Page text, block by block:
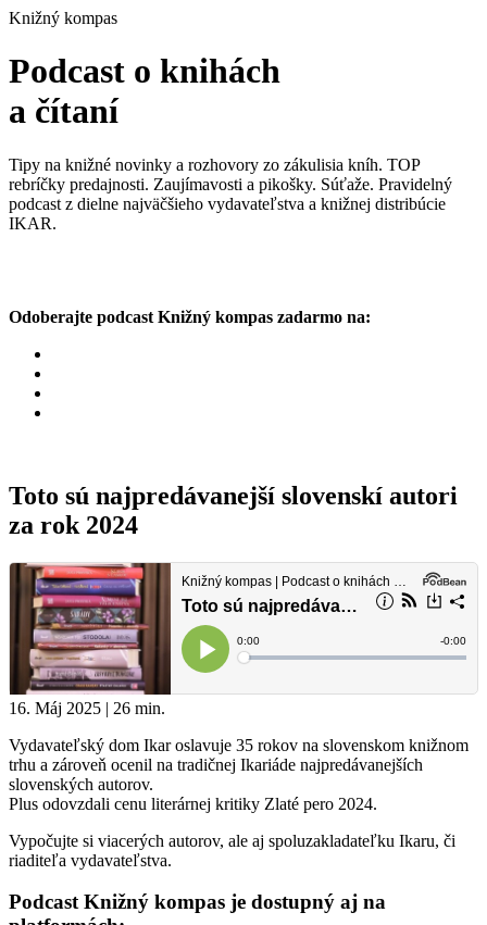
Knižný kompas
Podcast o knihách
a čítaní
Tipy na knižné novinky a rozhovory zo zákulisia kníh. TOP
rebríčky predajnosti. Zaujímavosti a pikošky. Súťaže. Pravidelný
podcast z dielne najväčšieho vydavateľstva a knižnej distribúcie
IKAR.
Odoberajte podcast Knižný kompas zadarmo na:
Toto sú najpredávanejší slovenskí autori
za rok 2024
16. Máj 2025 | 26 min.
Vydavateľský dom Ikar oslavuje 35 rokov na slovenskom knižnom
trhu a zároveň ocenil na tradičnej Ikariáde najpredávanejších
slovenských autorov.
Plus odovzdali cenu literárnej kritiky Zlaté pero 2024.
Vypočujte si viacerých autorov, ale aj spoluzakladateľku Ikaru, či
riaditeľa vydavateľstva.
Podcast Knižný kompas je dostupný aj na